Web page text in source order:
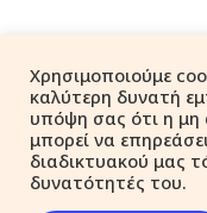
Χρησιμοποιούμε
καλύτερη δυνατή
υπόψη σας ότι η
μπορεί να
διαδικτυακού μας
δυνατότητές του.